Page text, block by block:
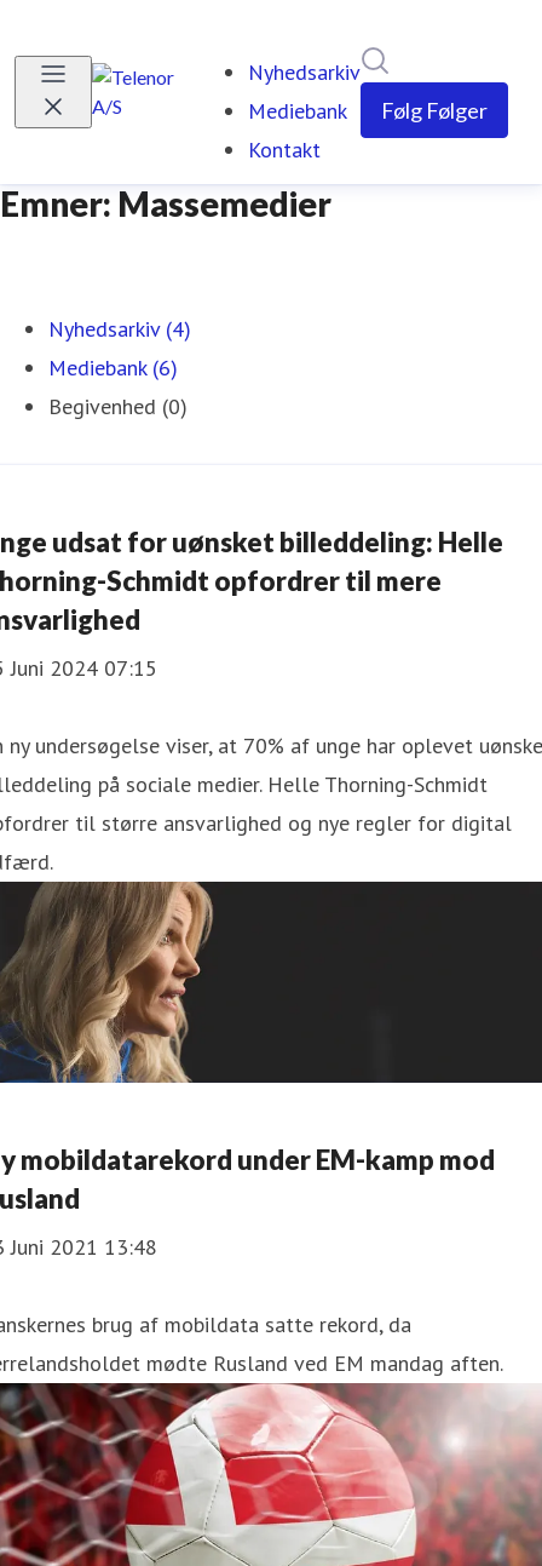
Nyhedsarkiv
Mediebank
Kontakt
Følg Følger
Emner: Massemedier
Nyhedsarkiv (4)
Mediebank (6)
Begivenhed (0)
udsat for uønsket billeddeling: Helle
Schmidt opfordrer til mere
Juni 2024 07:15
ny undersøgelse viser, at 70% af unge har oplevet
på sociale medier. Helle Thorning-Schmidt
til større ansvarlighed og nye regler for digital
mobildatarekord under EM-kamp mod
Juni 2021 13:48
brug af mobildata satte rekord, da
mødte Rusland ved EM mandag aften.